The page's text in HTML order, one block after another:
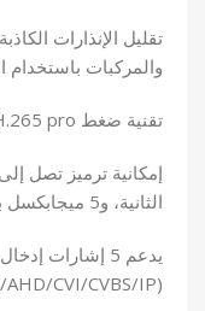
تقليل الإنذارات
والمركبات باستخدام
تقنية ضغط H.265 pro+ عالية الكفاءة
الثانية، و5 ميجابكسل بمعدل 12 إطارًا في الثانية
يدعم 5 إشارات
(HDTVI/AHD/CVI/CVBS/IP)